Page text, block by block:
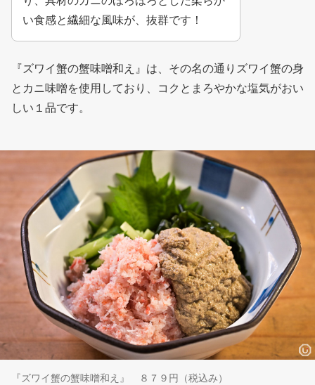
い食感と繊細な風味が、抜群です！
『ズワイ蟹の蟹味噌和え』は、その名の通りズワイ蟹の身
とカニ味噌を使用しており、コクとまろやかな塩気がおい
しい１品です。
『ズワイ蟹の蟹味噌和え』 ８７９円（税込み）